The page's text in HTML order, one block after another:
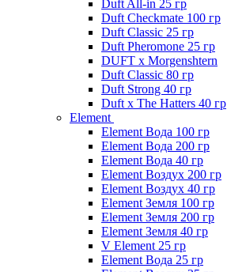
Duft All-in 25 гр
Duft Checkmate 100 гр
Duft Classic 25 гр
Duft Pheromone 25 гр
DUFT x Morgenshtern
Duft Classic 80 гр
Duft Strong 40 гр
Duft x The Hatters 40 гр
Element
Element Вода 100 гр
Element Вода 200 гр
Element Вода 40 гр
Element Воздух 200 гр
Element Воздух 40 гр
Element Земля 100 гр
Element Земля 200 гр
Element Земля 40 гр
V Element 25 гр
Element Вода 25 гр